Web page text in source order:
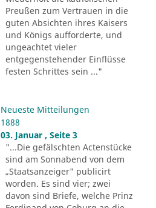
Preußen zum Vertrauen in die
guten Absichten ihres Kaisers
und Königs aufforderte, und
ungeachtet vieler
entgegenstehender Einflüsse
festen Schrittes sein ..."
Neueste Mitteilungen
1888
03. Januar , Seite 3
"...Die gefälschten Actenstücke
sind am Sonnabend von dem
„Staatsanzeiger" publicirt
worden. Es sind vier; zwei
davon sind Briefe, welche Prinz